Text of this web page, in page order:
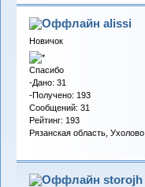
alissi
Новичок
Спасибо
-Дано: 31
-Получено: 193
Сообщений: 31
Рейтинг: 193
Рязанская область, Ухолово
storojh